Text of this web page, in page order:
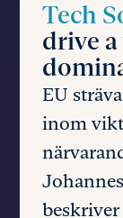
Tech
drive
EU
inom
beskriver